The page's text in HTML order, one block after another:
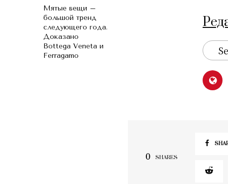
Мятые вещи –
большой тренд
следующего года.
Доказано
Bottega Venetа и
Ferragamo
0 SHARES